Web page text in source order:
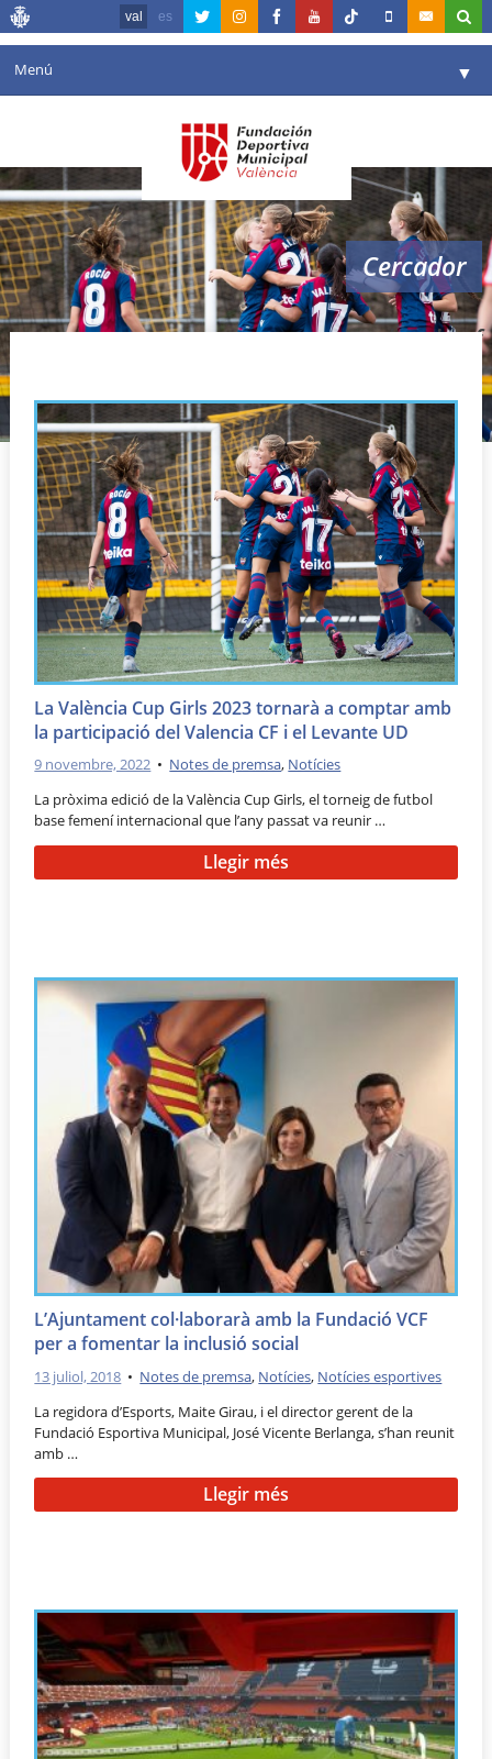
val es
Menú ▼
Agenda
Instal·lacions ▼
Comunicació ▼
València en esport ▼
Reserves
Cercador
valencia cf
La València Cup Girls 2023 tornarà a comptar amb
la participació del Valencia CF i el Levante UD
9 novembre, 2022 • Notes de premsa, Notícies
La pròxima edició de la València Cup Girls, el torneig de futbol
base femení internacional que l’any passat va reunir …
Llegir més
L’Ajuntament col·laborarà amb la Fundació VCF
per a fomentar la inclusió social
13 juliol, 2018 • Notes de premsa, Notícies, Notícies esportives
La regidora d’Esports, Maite Girau, i el director gerent de la
Fundació Esportiva Municipal, José Vicente Berlanga, s’han reunit
amb …
Llegir més